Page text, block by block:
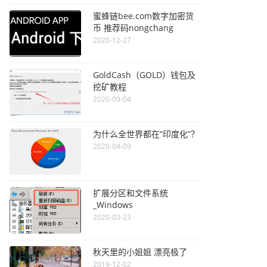
蜜蜂链bee.com数字加密货
币 推荐码nongchang
2020-12-27
GoldCash（GOLD）钱包及
挖矿教程
2020-09-04
为什么全世界都在“印度化”？
2020-04-09
扩展分区和文件系统
_Windows
2020-03-23
秋天里的小姐姐 漂亮极了
2019-12-02